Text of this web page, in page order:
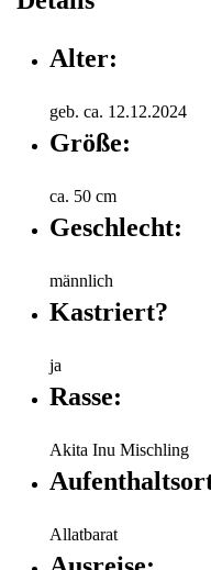
Alter:
geb. ca. 12.12.2024
Größe:
ca. 50 cm
Geschlecht:
männlich
Kastriert?
ja
Rasse:
Akita Inu Mischling
Allatbarat